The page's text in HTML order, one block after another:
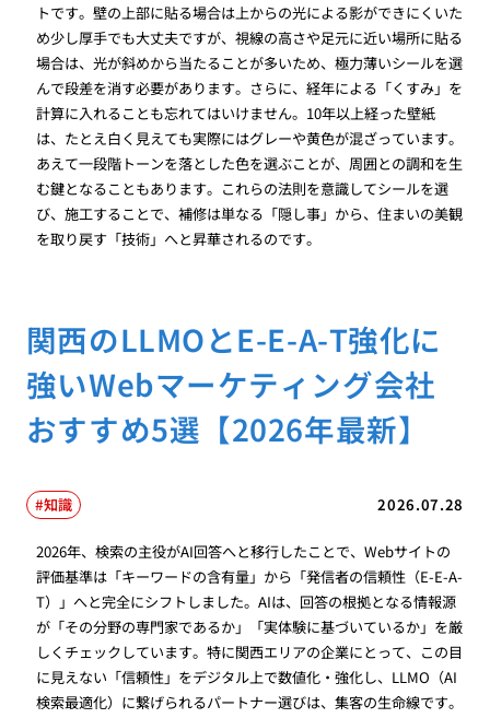
トです。壁の上部に貼る場合は上からの光による影ができにくいた
め少し厚手でも大丈夫ですが、視線の高さや足元に近い場所に貼る
場合は、光が斜めから当たることが多いため、極力薄いシールを選
んで段差を消す必要があります。さらに、経年による「くすみ」を
計算に入れることも忘れてはいけません。10年以上経った壁紙
は、たとえ白く見えても実際にはグレーや黄色が混ざっています。
あえて一段階トーンを落とした色を選ぶことが、周囲との調和を生
む鍵となることもあります。これらの法則を意識してシールを選
び、施工することで、補修は単なる「隠し事」から、住まいの美観
を取り戻す「技術」へと昇華されるのです。
関西のLLMOとE-E-A-T強化に
強いWebマーケティング会社
おすすめ5選【2026年最新】
2026.07.28
知識
2026年、検索の主役がAI回答へと移行したことで、Webサイトの
評価基準は「キーワードの含有量」から「発信者の信頼性（E-E-A-
T）」へと完全にシフトしました。AIは、回答の根拠となる情報源
が「その分野の専門家であるか」「実体験に基づいているか」を厳
しくチェックしています。特に関西エリアの企業にとって、この目
に見えない「信頼性」をデジタル上で数値化・強化し、LLMO（AI
検索最適化）に繋げられるパートナー選びは、集客の生命線です。